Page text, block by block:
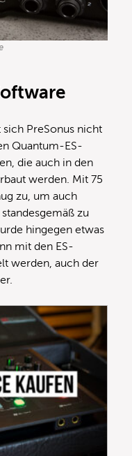
sich PreSonus nicht
Quantum-ES-
die auch in den
werden. Mit 75
zu, um auch
zu
hingegen etwas
mit den ES-
werden, auch der